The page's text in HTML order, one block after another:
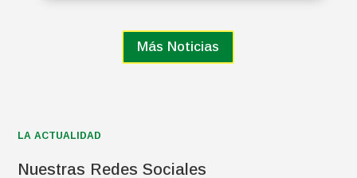
Más Noticias
LA ACTUALIDAD
Nuestras Redes Sociales